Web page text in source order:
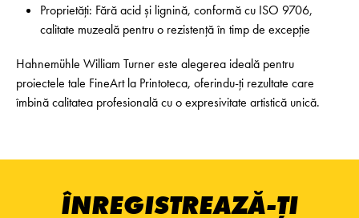
Proprietăți: Fără acid și lignină, conformă cu ISO 9706,
calitate muzeală pentru o rezistență în timp de excepție
Hahnemühle William Turner este alegerea ideală pentru
proiectele tale FineArt la Printoteca, oferindu-ți rezultate care
îmbină calitatea profesională cu o expresivitate artistică unică.
ÎNREGISTREAZĂ-ȚI